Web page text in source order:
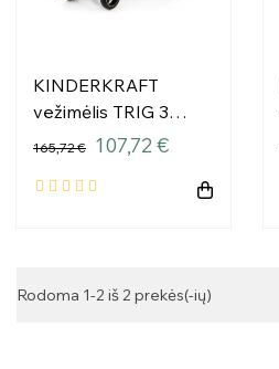
KINDERKRAFT
vežimėlis TRIG 3
ONYX BLACK
165,72 € 107,72 €
Rodoma 1-2 iš 2 prekės(-ių)